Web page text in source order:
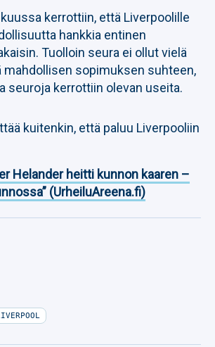
kerrottiin, että Liverpoolille
hankkia entinen
Tuolloin seura ei ollut vielä
mahdollisen sopimuksen suhteen,
seuroja kerrottiin olevan useita.
kuitenkin, että paluu Liverpooliin
Helander heitti kunnon kaaren –
(UrheiluAreena.fi)